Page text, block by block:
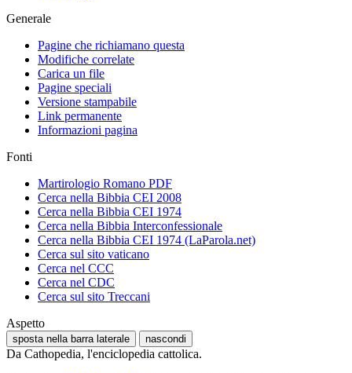
Generale
Pagine che richiamano questa
Modifiche correlate
Carica un file
Pagine speciali
Versione stampabile
Link permanente
Informazioni pagina
Fonti
Martirologio Romano PDF
Cerca nella Bibbia CEI 2008
Cerca nella Bibbia CEI 1974
Cerca nella Bibbia Interconfessionale
Cerca nella Bibbia CEI 1974 (LaParola.net)
Cerca sul sito vaticano
Cerca nel CCC
Cerca nel CDC
Cerca sul sito Treccani
Aspetto
sposta nella barra laterale nascondi
Da Cathopedia, l'enciclopedia cattolica.